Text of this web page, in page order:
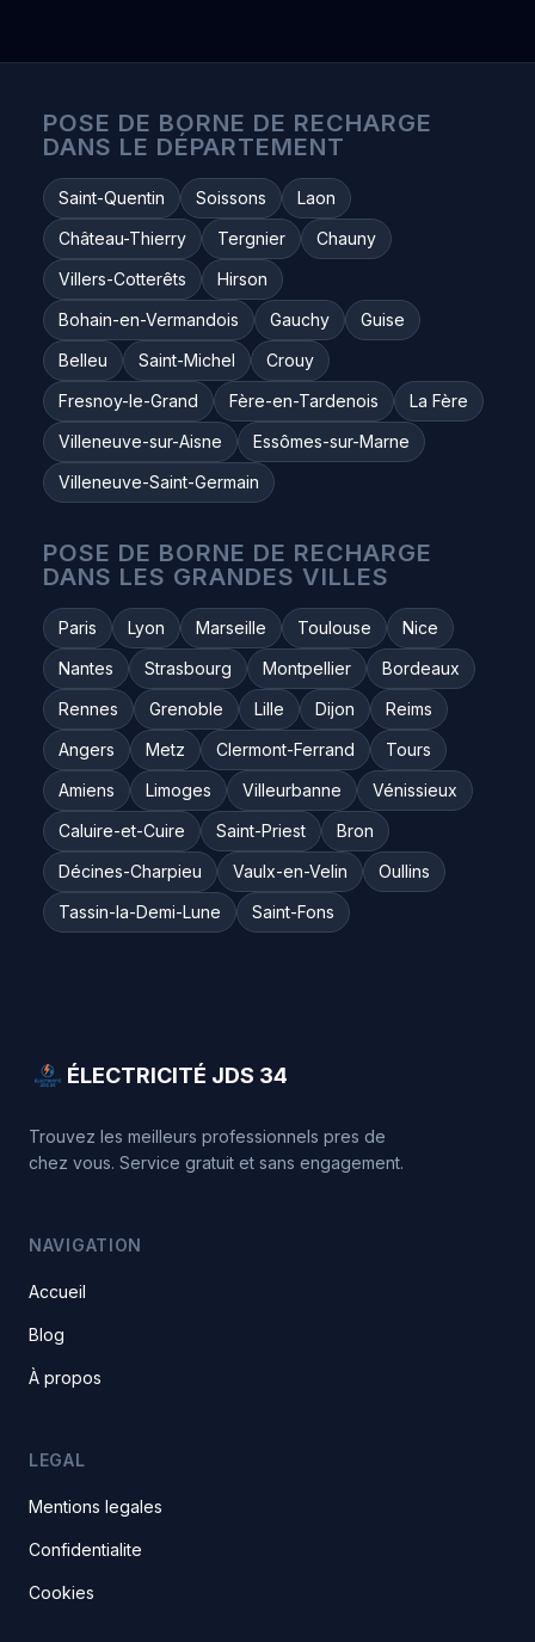
POSE DE BORNE DE RECHARGE
DANS LE DÉPARTEMENT
Saint-Quentin Soissons
Laon
Château-Thierry
Tergnier
Chauny
Villers-Cotterêts
Hirson
Bohain-en-Vermandois
Gauchy
Guise
Belleu
Saint-Michel
Crouy
Fresnoy-le-Grand
Fère-en-Tardenois
La Fère
Villeneuve-sur-Aisne
Essômes-sur-Marne
Villeneuve-Saint-Germain
POSE DE BORNE DE RECHARGE
DANS LES GRANDES VILLES
Paris Lyon Marseille Toulouse
Nice
Nantes
Strasbourg Montpellier
Bordeaux
Rennes
Grenoble Lille Dijon
Reims
Angers
Metz Clermont-Ferrand
Tours
Amiens
Limoges Villeurbanne
Vénissieux
Caluire-et-Cuire
Saint-Priest
Bron
Décines-Charpieu
Vaulx-en-Velin
Oullins
Tassin-la-Demi-Lune
Saint-Fons
ÉLECTRICITÉ JDS 34
Trouvez les meilleurs professionnels pres de
chez vous. Service gratuit et sans engagement.
NAVIGATION
Accueil
Blog
À propos
LEGAL
Mentions legales
Confidentialite
Cookies